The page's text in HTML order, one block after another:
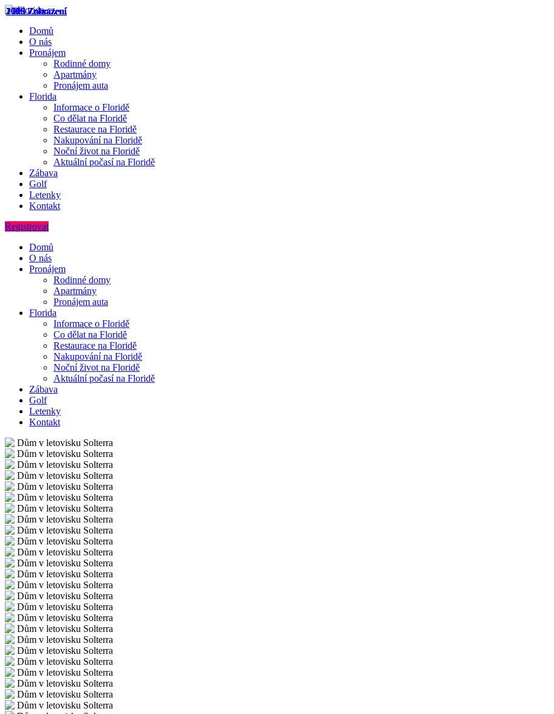
Domů
O nás
Pronájem
Rodinné domy
Apartmány
Pronájem auta
Florida
Informace o Floridě
Co dělat na Floridě
Restaurace na Floridě
Nakupování na Floridě
Noční život na Floridě
Aktuální počasí na Floridě
Zábava
Golf
Letenky
Kontakt
Registrovat
Domů
O nás
Pronájem
Rodinné domy
Apartmány
Pronájem auta
Florida
Informace o Floridě
Co dělat na Floridě
Restaurace na Floridě
Nakupování na Floridě
Noční život na Floridě
Aktuální počasí na Floridě
Zábava
Golf
Letenky
Kontakt
2505 Zobrazení
1075 Zobrazení
2758 Zobrazení
1996 Zobrazení
2119 Zobrazení